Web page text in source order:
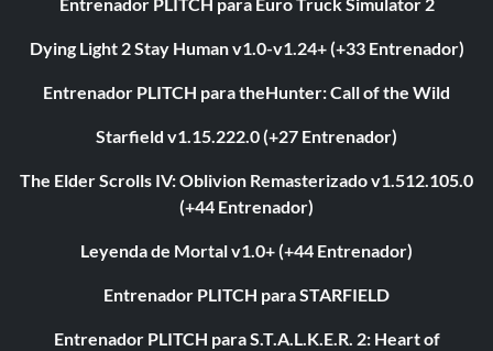
Dying Light 2 Stay Human v1.0-v1.24+ (+33 Entrenador)
Entrenador PLITCH para theHunter: Call of the Wild
Starfield v1.15.222.0 (+27 Entrenador)
The Elder Scrolls IV: Oblivion Remasterizado v1.512.105.0
(+44 Entrenador)
Leyenda de Mortal v1.0+ (+44 Entrenador)
Entrenador PLITCH para STARFIELD
Entrenador PLITCH para S.T.A.L.K.E.R. 2: Heart of